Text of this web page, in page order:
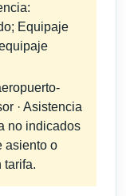
Equipaje
· Asistencia
no indicados
asiento o
tarifa.